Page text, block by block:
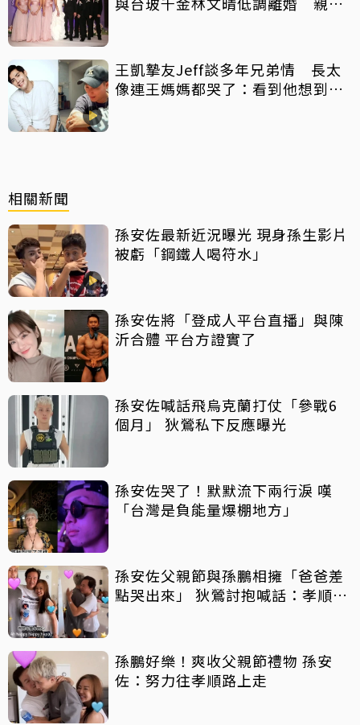
王凱摯友Jeff談多年兄弟情 長太
像連王媽媽都哭了：看到他想到兒
相關新聞
孫安佐最新近況曝光 現身孫生影片
被虧「鋼鐵人喝符水」
孫安佐將「登成人平台直播」與陳
沂合體 平台方證實了
孫安佐喊話飛烏克蘭打仗「參戰6
個月」 狄鶯私下反應曝光
孫安佐哭了！默默流下兩行淚 嘆
「台灣是負能量爆棚地方」
孫安佐父親節與孫鵬相擁「爸爸差
點哭出來」 狄鶯討抱喊話：孝順是
孫鵬好樂！爽收父親節禮物 孫安
佐：努力往孝順路上走